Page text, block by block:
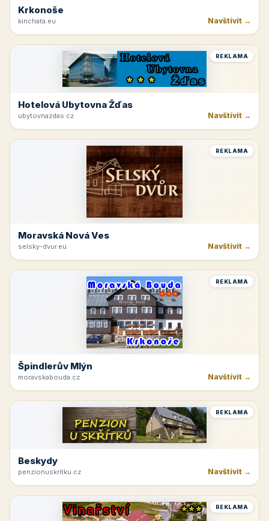
Krkonoše
kinchata.eu Navštívit →
REKLAMA
Hotelová Ubytovna Žďas
ubytovnazdas.cz Navštívit →
REKLAMA
Moravská Nová Ves
selsky-dvur.eu Navštívit →
REKLAMA
Špindlerův Mlýn
moravskabouda.cz Navštívit →
REKLAMA
Beskydy
penzionuskritku.cz Navštívit →
REKLAMA